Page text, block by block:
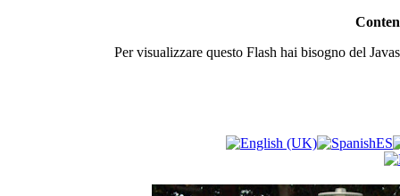
Per visualizzare questo Flash hai bisogno del